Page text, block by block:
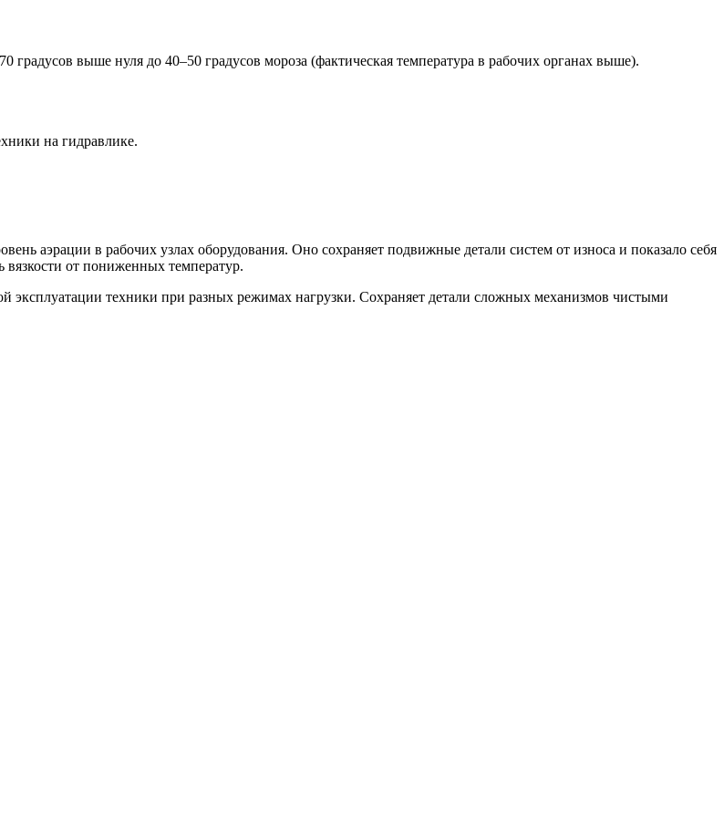
градусов выше нуля до 40–50 градусов мороза (фактическая температура в рабочих органах выше).
на гидравлике.
аэрации в рабочих узлах оборудования. Оно сохраняет подвижные детали систем от износа и показало себя
вязкости от пониженных температур.
эксплуатации техники при разных режимах нагрузки. Сохраняет детали сложных механизмов чистыми